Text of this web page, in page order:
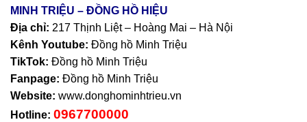
MINH TRIỆU – ĐỒNG HỒ HIỆU
Địa chỉ: 217 Thịnh Liệt – Hoàng Mai – Hà Nội
Kênh Youtube: Đồng hồ Minh Triệu
TikTok: Đồng hồ Minh Triệu
Fanpage: Đồng hồ Minh Triệu
Website: www.donghominhtrieu.vn
Hotline: 0967700000